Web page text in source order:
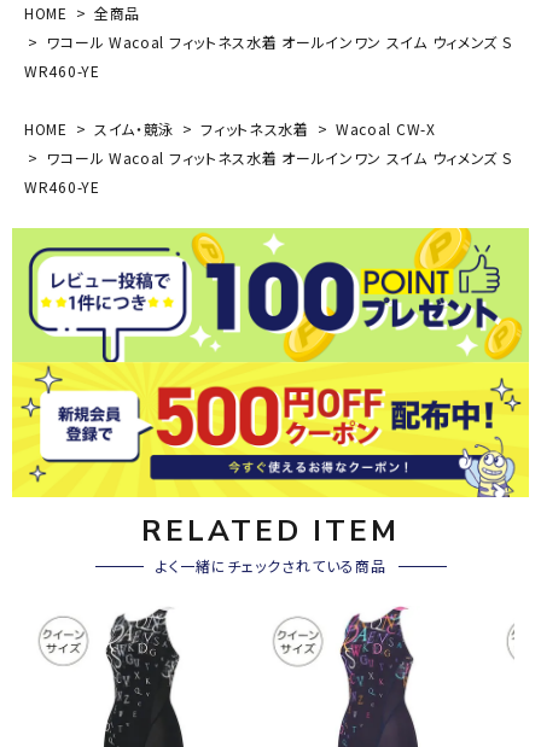
HOME
全商品
ワコール Wacoal フィットネス水着 オールインワン スイム ウィメンズ S
WR460-YE
HOME スイム・競泳 フィットネス水着
Wacoal CW-X
ワコール Wacoal フィットネス水着 オールインワン スイム ウィメンズ S
WR460-YE
RELATED ITEM
よく一緒にチェックされている商品